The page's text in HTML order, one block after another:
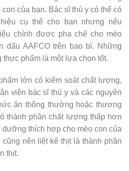
của bạn. Bác sĩ thú y có thể có
cụ thể cho bạn nhưng nếu
chính được pha chế cho mèo
dấu AAFCO trên bao bì. Những
thực phẩm là một lựa chọn tốt.
lớn có kiểm soát chất lượng,
viên bác sĩ thú y và các nguyên
ăn thông thường hoặc thương
thành phần chất lượng thấp hơn
dưỡng thích hợp cho mèo con của
nên liệt kê thịt là thành phần
thịt.